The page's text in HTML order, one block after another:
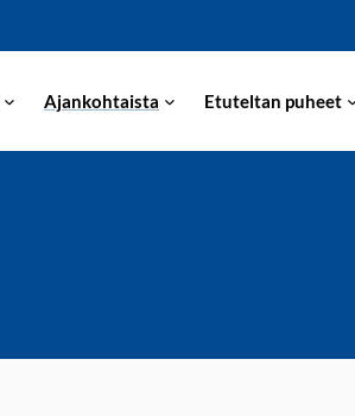
Ajankohtaista Etuteltan puheet